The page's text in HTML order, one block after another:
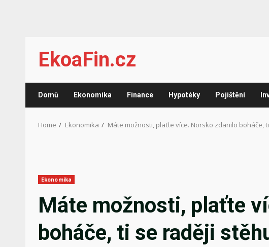
content
EkoaFin.cz
Domů Ekonomika Finance Hypotéky Pojištění
Home Ekonomika Máte možnosti, plaťte více. Norsko zdanilo boháče,
Ekonomika
Máte možnosti, plaťte
boháče, ti se raději